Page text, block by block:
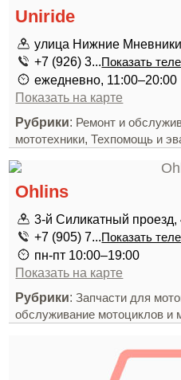
Uniride
улица Нижние
+7 (926) 3...Показать
ежедневно, 11:00–20:00
Показать на карте
Рубрики: Ремонт и
мототехники,Техпомощь и
Ohlins
3-й Силикатный проезд,
+7 (905) 7...Показать
пн-пт 10:00–19:00
Показать на карте
Рубрики:Запчасти для
обслуживание мотоциклов и